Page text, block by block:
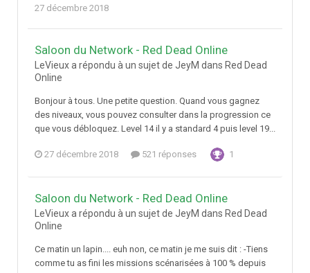
27 décembre 2018
Saloon du Network - Red Dead Online
LeVieux a répondu à un sujet de JeyM dans Red Dead
Online
Bonjour à tous. Une petite question. Quand vous gagnez
des niveaux, vous pouvez consulter dans la progression ce
que vous débloquez. Level 14 il y a standard 4 puis level 19...
27 décembre 2018 521 réponses 1
Saloon du Network - Red Dead Online
LeVieux a répondu à un sujet de JeyM dans Red Dead
Online
Ce matin un lapin.... euh non, ce matin je me suis dit : -Tiens
comme tu as fini les missions scénarisées à 100 % depuis